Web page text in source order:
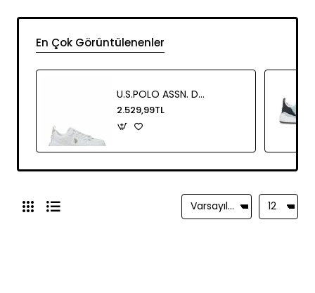
En Çok Görüntülenenler
U.S.POLO ASSN. DANCE WMN KADIN AYAKKABI
2.529,99TL